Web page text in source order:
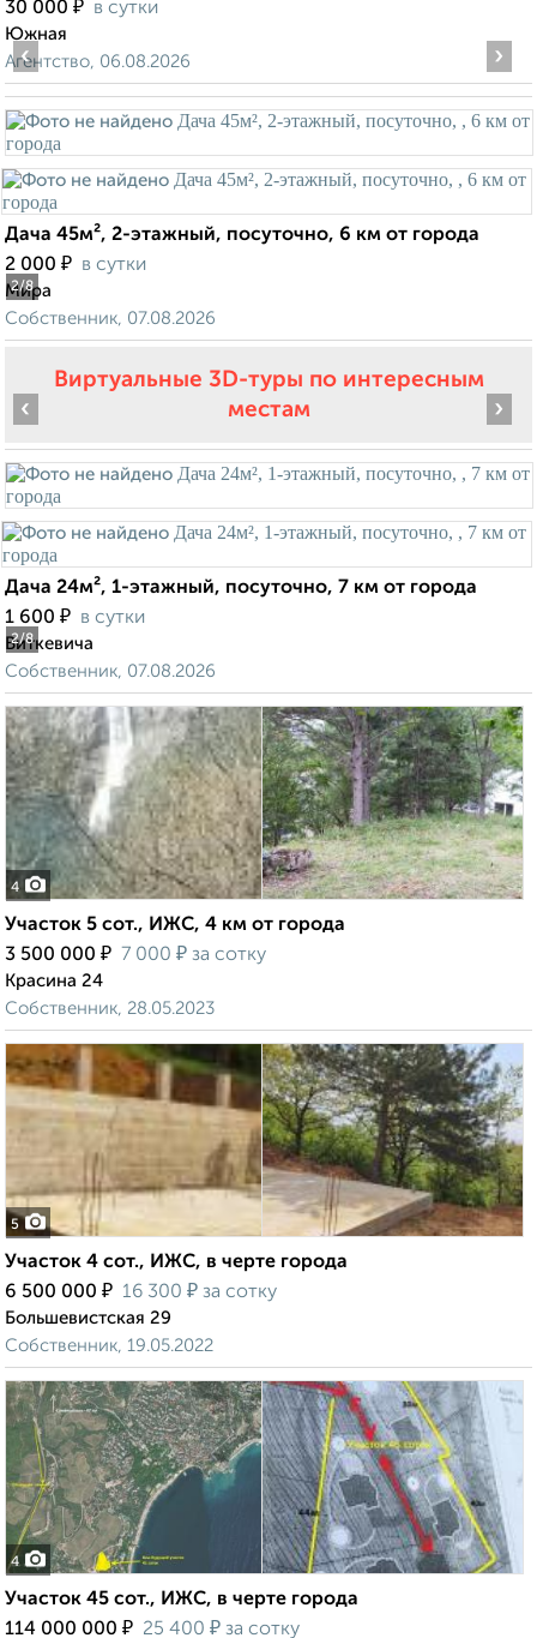
30 000 ₽ в сутки
Южная
Агентство, 06.08.2026
2/8
‹ ›
Дача 45м², 2-этажный, посуточно, 6 км от города
2 000 ₽ в сутки
Мира
Собственник, 07.08.2026
Виртуальные 3D-туры по интересным
местам
2/8
‹ ›
Дача 24м², 1-этажный, посуточно, 7 км от города
1 600 ₽ в сутки
Виткевича
Собственник, 07.08.2026
4
Участок 5 сот., ИЖС, 4 км от города
3 500 000 ₽ 7 000 ₽ за сотку
Красина 24
Собственник, 28.05.2023
5
Участок 4 сот., ИЖС, в черте города
6 500 000 ₽ 16 300 ₽ за сотку
Большевистская 29
Собственник, 19.05.2022
4
Участок 45 сот., ИЖС, в черте города
114 000 000 ₽ 25 400 ₽ за сотку